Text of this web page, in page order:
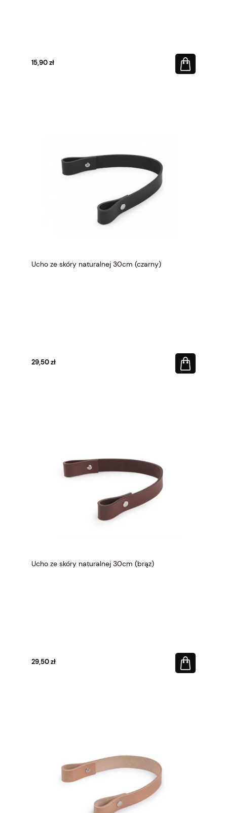
15,90 zł
Ucho ze skóry naturalnej 30cm (czarny)
29,50 zł
Ucho ze skóry naturalnej 30cm (brąz)
29,50 zł